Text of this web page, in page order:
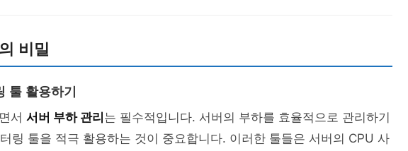
비밀
툴 활용하기
서 서버 부하 관리 는 필수적입니다. 서버의 부하를 효율적으로 관리하기
링 툴을 적극 활용하는 것이 중요합니다. 이러한 툴들은 서버의 CPU 사